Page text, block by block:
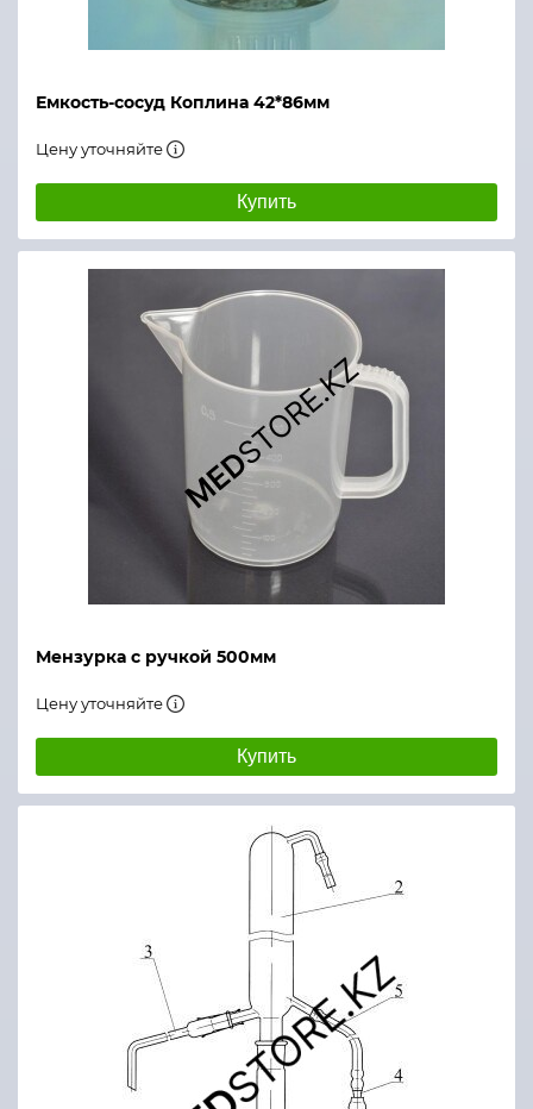
Емкость-сосуд Коплина 42*86мм
Цену уточняйте
Купить
Мензурка с ручкой 500мм
Цену уточняйте
Купить